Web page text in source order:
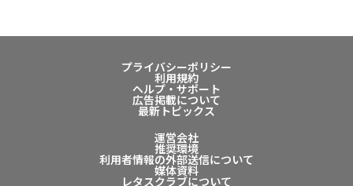
プライバシーポリシー
利用規約
ヘルプ・サポート
広告掲載について
最新トピックス
運営会社
推奨環境
利用者情報の外部送信について
媒体資料
レタスクラブについて